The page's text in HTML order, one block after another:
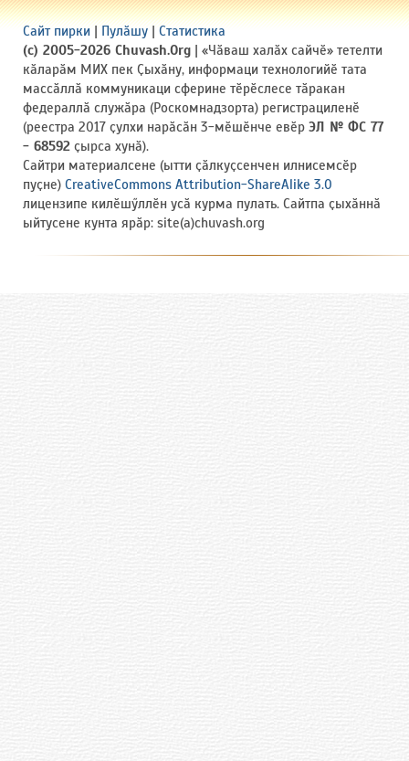
Сайт пирки | Пулӑшу | Статистика
(c) 2005-2026 Chuvash.Org | «Чӑваш халӑх сайчӗ» тетелти
кӑларӑм МИХ пек Ҫыхӑну, информаци технологийӗ тата
массӑллӑ коммуникаци сферине тӗрӗслесе тӑракан
федераллӑ служӑра (Роскомнадзорта) регистрациленӗ
(реестра 2017 ҫулхи нарӑсӑн 3-мӗшӗнче евӗр ЭЛ № ФС 77
- 68592 ҫырса хунӑ).
Сайтри материалсене (ытти ҫӑлкуҫсенчен илнисемсӗр
пуҫне) CreativeCommons Attribution-ShareAlike 3.0
лицензипе килӗшӳллӗн усӑ курма пулать. Сайтпа ҫыхӑннӑ
ыйтусене кунта ярӑр: site(a)chuvash.org